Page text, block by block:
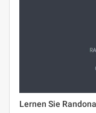
Lernen Sie